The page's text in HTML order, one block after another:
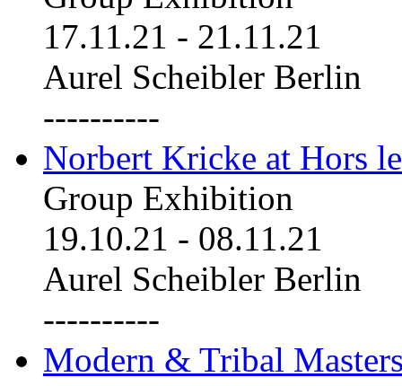
17.11.21 - 21.11.21
Aurel Scheibler Berlin
----------
Norbert Kricke at Hors
Group Exhibition
19.10.21 - 08.11.21
Aurel Scheibler Berlin
----------
Modern & Tribal